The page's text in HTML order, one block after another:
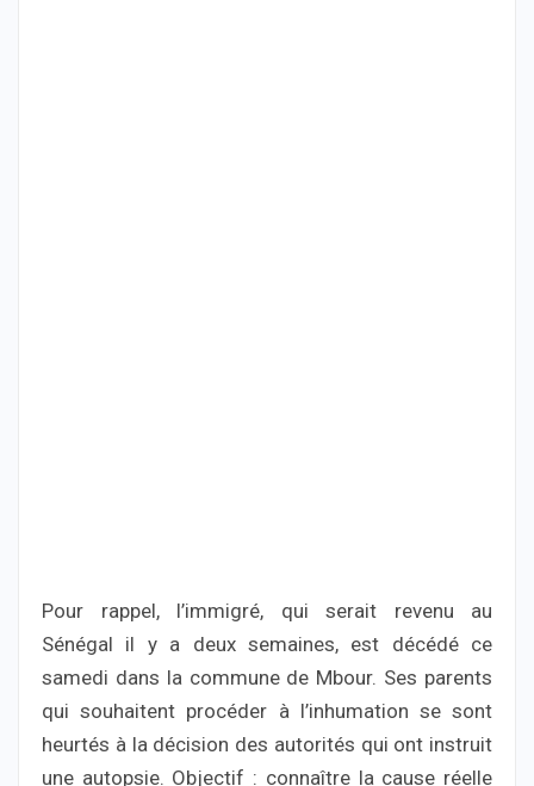
Pour rappel, l’immigré, qui serait revenu au
Sénégal il y a deux semaines, est décédé ce
samedi dans la commune de Mbour. Ses parents
qui souhaitent procéder à l’inhumation se sont
heurtés à la décision des autorités qui ont instruit
une autopsie. Objectif : connaître la cause réelle